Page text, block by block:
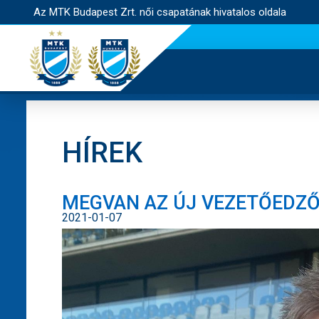
Az MTK Budapest Zrt. női csapatának hivatalos oldala
HÍREK
MEGVAN AZ ÚJ
2021-01-07